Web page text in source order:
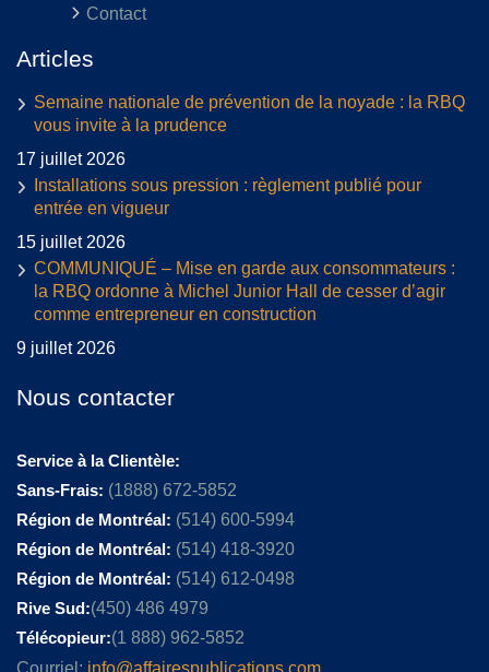
Contact
Articles
Semaine nationale de prévention de la noyade : la RBQ
vous invite à la prudence
17 juillet 2026
Installations sous pression : règlement publié pour
entrée en vigueur
15 juillet 2026
COMMUNIQUÉ – Mise en garde aux consommateurs :
la RBQ ordonne à Michel Junior Hall de cesser d’agir
comme entrepreneur en construction
9 juillet 2026
Nous contacter
Service à la Clientèle:
Sans-Frais: (1888) 672-5852
Région de Montréal: (514) 600-5994
Région de Montréal: (514) 418-3920
Région de Montréal: (514) 612-0498
Rive Sud:(450) 486 4979
Télécopieur:(1 888) 962-5852
Courriel: info@affairespublications.com